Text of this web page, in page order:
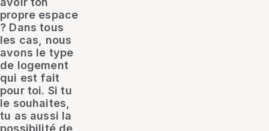
propre espace
? Dans tous
les cas, nous
avons le type
de logement
qui est fait
pour toi. Si tu
le souhaites,
tu as aussi la